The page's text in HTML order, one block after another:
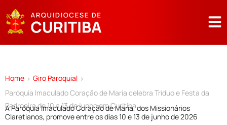
Home > Giro Paroquial >
Paróquia Imaculado Coração de Maria celebra Tríduo e Festa da
Padroeira de 10 a 13 de junho em Curitiba
A Paróquia Imaculado Coração de Maria, dos Missionários
Claretianos, promove entre os dias 10 e 13 de junho de 2026